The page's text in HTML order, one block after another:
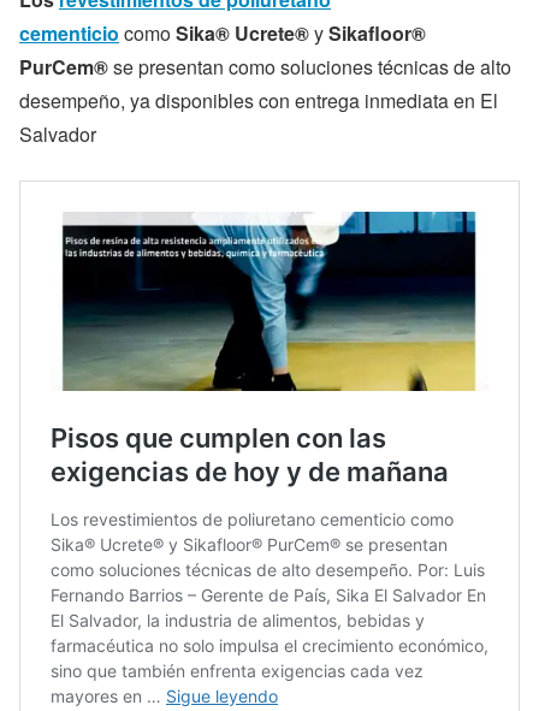
cementicio comoSika® Ucrete®ySikafloor®
PurCem®se presentan como soluciones técnicas de alto
desempeño, ya disponibles con entrega inmediata en El
Salvador